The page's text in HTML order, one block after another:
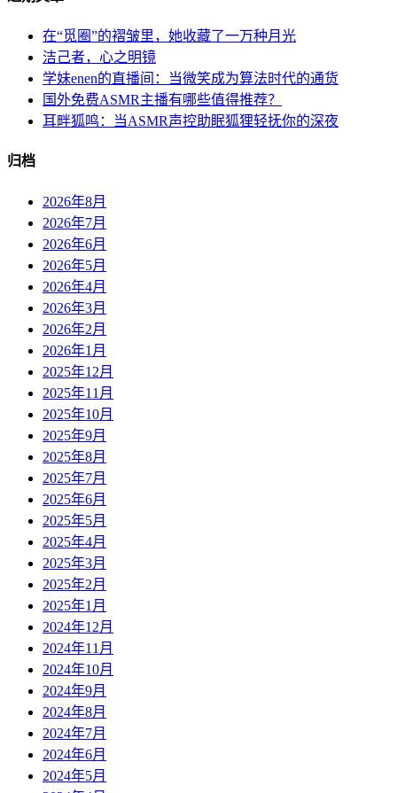
在“觅圈”的褶皱里，她收藏了一万种月光
洁己者，心之明镜
学妹enen的直播间：当微笑成为算法时代的通货
国外免费ASMR主播有哪些值得推荐？
耳畔狐鸣：当ASMR声控助眠狐狸轻抚你的深夜
归档
2026年8月
2026年7月
2026年6月
2026年5月
2026年4月
2026年3月
2026年2月
2026年1月
2025年12月
2025年11月
2025年10月
2025年9月
2025年8月
2025年7月
2025年6月
2025年5月
2025年4月
2025年3月
2025年2月
2025年1月
2024年12月
2024年11月
2024年10月
2024年9月
2024年8月
2024年7月
2024年6月
2024年5月